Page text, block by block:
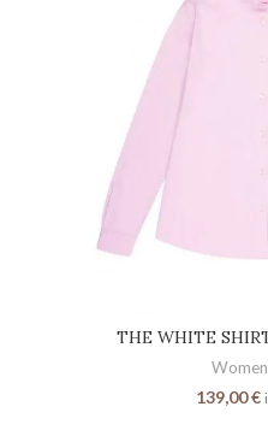
THE WHITE
Women
139,00€